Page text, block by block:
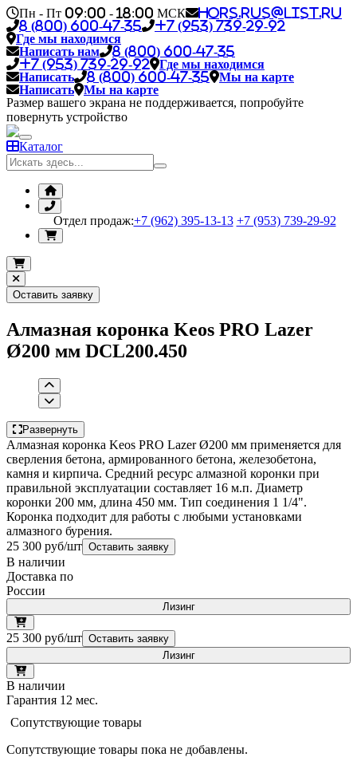
Пн - Пт 09:00 - 18:00 МСК
hors.rus@list.ru
8 (800) 600-47-35
+7 (953) 739-29-92
Где мы находимся
Написать нам
8 (800) 600-47-35
+7 (953) 739-29-92
Где мы находимся
Написать
8 (800) 600-47-35
Мы на карте
Написать
Мы на карте
Размер вашего экрана не поддерживается, попробуйте
повернуть устройство
Каталог
Отдел продаж:+7 (962) 395-13-13 +7 (953) 739-29-92
Оставить заявку
Алмазная коронка Keos PRO Lazer
Ø200 мм DCL200.450
Развернуть
Алмазная коронка Keos PRO Lazer Ø200 мм применяется для
сверления бетона, армированного бетона, железобетона,
камня и кирпича. Средний ресурс алмазной коронки при
правильной эксплуатации составляет 16 м.п. Диаметр
коронки 200 мм, длина 450 мм. Тип соединения 1 1/4".
Коронка подходит для работы с любыми установками
алмазного бурения.
25 300 руб/шт Оставить заявку
В наличии
Доставка по
России
Лизинг
25 300 руб/шт Оставить заявку
Лизинг
В наличии
Гарантия 12 мес.
Сопутствующие товары
Сопутствующие товары пока не добавлены.